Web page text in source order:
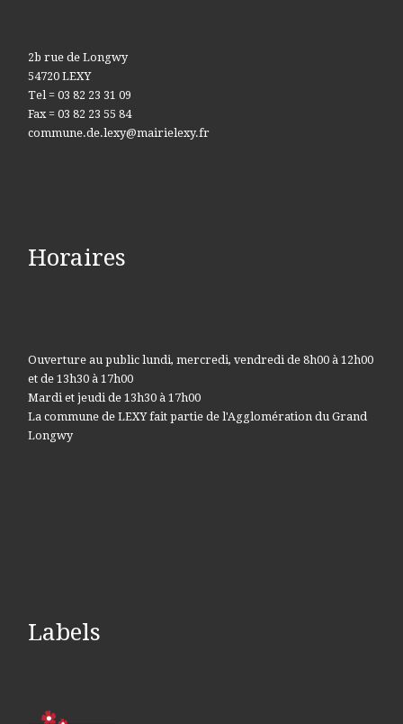
2b rue de Longwy
54720 LEXY
Tel = 03 82 23 31 09
Fax = 03 82 23 55 84
commune.de.lexy@mairielexy.fr
Horaires
Ouverture au public lundi, mercredi, vendredi de 8h00 à 12h00
et de 13h30 à 17h00
Mardi et jeudi de 13h30 à 17h00
La commune de LEXY fait partie de l'Agglomération du Grand
Longwy
Labels